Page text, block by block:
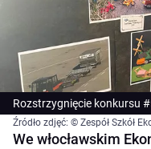
Rozstrzygnięcie konkursu
Źródło zdjęć: © Zespół Szkół
We włocławskim